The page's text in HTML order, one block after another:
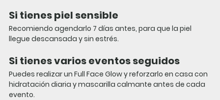
Si tienes piel sensible
Recomiendo agendarlo 7 días antes, para que la piel
llegue descansada y sin estrés.
Si tienes varios eventos seguidos
Puedes realizar un Full Face Glow y reforzarlo en casa con
hidratación diaria y mascarilla calmante antes de cada
evento.